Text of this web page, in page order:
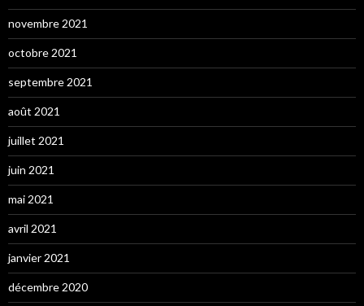
novembre 2021
octobre 2021
septembre 2021
août 2021
juillet 2021
juin 2021
mai 2021
avril 2021
janvier 2021
décembre 2020